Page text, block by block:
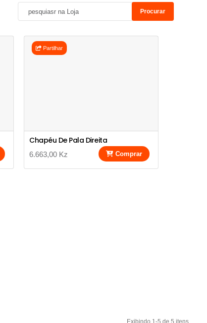
Procurar
Partilhar
Chapéu De Pala Direita
6.663,00 Kz Comprar
Exibindo 1-5 de 5 itens